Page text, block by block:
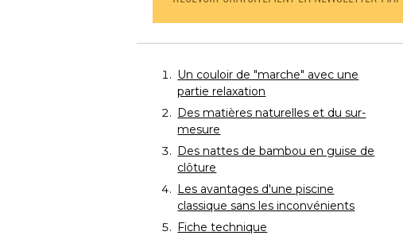
Un couloir de "marche" avec une
partie relaxation
Des matières naturelles et du sur-
mesure
Des nattes de bambou en guise de
clôture
Les avantages d'une piscine
classique sans les inconvénients
Fiche technique